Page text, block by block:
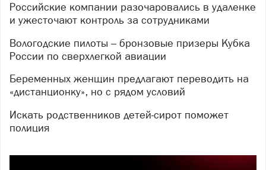
Российские компании разочаровались в удаленке
и ужесточают контроль за сотрудниками
Вологодские пилоты – бронзовые призеры Кубка
России по сверхлегкой авиации
Беременных женщин предлагают переводить на
«дистанционку», но с рядом условий
Искать родственников детей-сирот поможет
полиция